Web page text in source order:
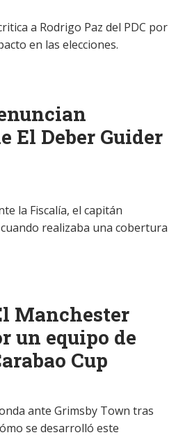
a Rodrigo Paz del PDC por
en las elecciones.
El Deber Guider
la Fiscalía, el capitán
realizaba una cobertura
Manchester
un equipo de
Cup
ante Grimsby Town tras
se desarrolló este